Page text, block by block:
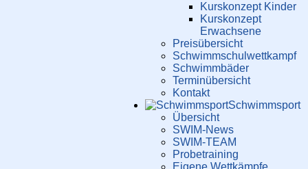
Kurskonzept Kinder
Kurskonzept
Erwachsene
Preis­über­sicht
Schwimm­schul­wett­kampf
Schwimm­bäder
Terminübersicht
Kontakt
Schwimm­sport
Übersicht
SWIM-News
SWIM-TEAM
Probe­training
Eigene Wettkämpfe